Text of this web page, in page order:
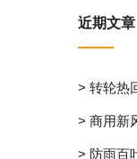
近期文章
> 转轮热
> 商用新
> 防雨百